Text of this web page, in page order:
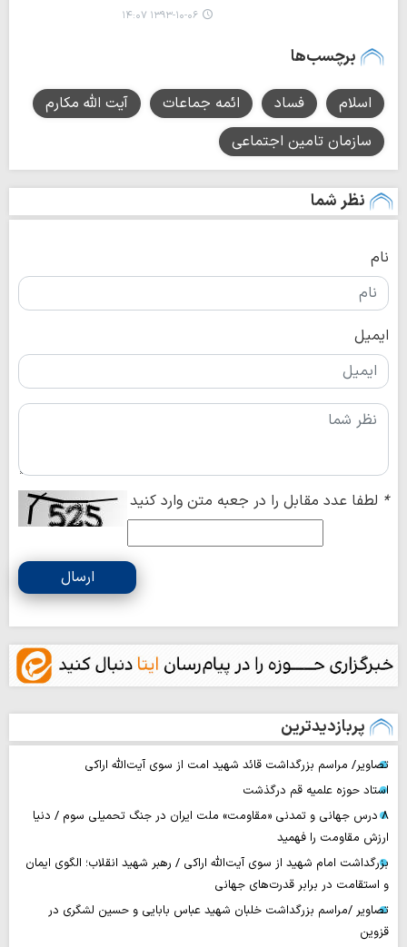
۱۳۹۳-۱۰-۰۶ ۱۴:۰۷
برچسب‌ها
اسلام فساد ائمه جماعات
آیت الله مکارم
سازمان تامین اجتماعی
نظر شما
نام
ایمیل
* لطفا عدد مقابل را در جعبه متن وارد کنید
ارسال
پربازدیدترین
تصاویر/ مراسم بزرگداشت قائد شهید امت از سوی آیت‌الله اراکی
استاد حوزه علمیه قم درگذشت
۸ درس جهانی و تمدنی «مقاومت» ملت ایران در جنگ تحمیلی سوم / دنیا
ارزش مقاومت را فهمید
بزرگداشت امام شهید از سوی آیت‌الله اراکی / رهبر شهید انقلاب؛ الگوی ایمان
و استقامت در برابر قدرت‌های جهانی
تصاویر /مراسم بزرگداشت خلبان شهید عباس بابایی و حسین لشگری در
قزوین